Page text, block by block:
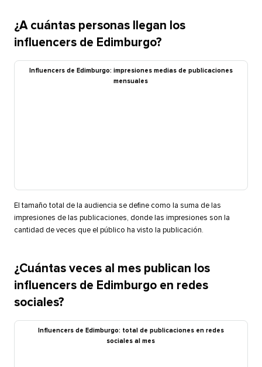
¿A cuántas personas llegan los
influencers de Edimburgo?​​
Influencers de Edimburgo: impresiones medias de publicaciones
mensuales​​
El tamaño total de la audiencia se define como la suma de las
impresiones de las publicaciones, donde las impresiones son la
cantidad de veces que el público ha visto la publicación.​​
¿Cuántas veces al mes publican los
influencers de Edimburgo en redes
sociales?​​
Influencers de Edimburgo: total de publicaciones en redes
sociales al mes​​